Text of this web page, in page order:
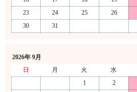
23
24 25 26
30
31
2026年 9月
日
月 火 水
1
2